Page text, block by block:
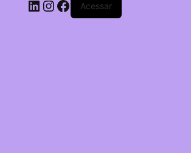
Acessar